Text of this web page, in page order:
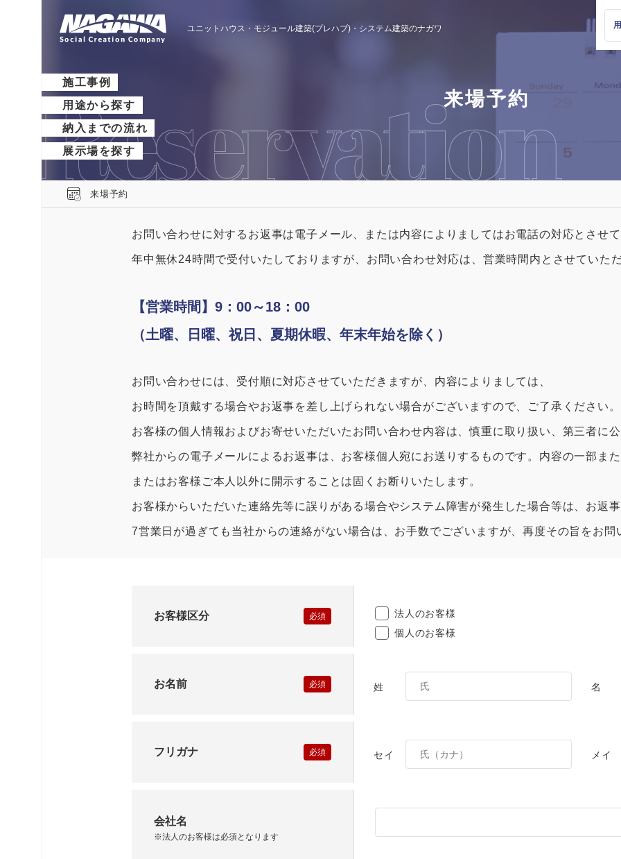
ユニットハウス・モジュール建築(プレハブ)・ システム建築のナガワ
施工事例
用途から探す
納入までの流れ
展示場を探す
来場予約
来場予約
お問い合わせに対するお返事は電子メール、または内容によりましてはお電話の対応とさせて
年中無休24時間で受付いたしておりますが、お問い合わせ対応は、営業時間内とさせていただ
【営業時間】9：00～18：00
（土曜、日曜、祝日、夏期休暇、年末年始を除く）
お問い合わせには、受付順に対応させていただきますが、内容によりましては、
お時間を頂戴する場合やお返事を差し上げられない場合がございますので、ご了承ください。
お客様の個人情報およびお寄せいただいたお問い合わせ内容は、慎重に取り扱い、第三者に
弊社からの電子メールによるお返事は、お客様個人宛にお送りするものです。内容の一部ま
またはお客様ご本人以外に開示することは固くお断りいたします。
お客様からいただいた連絡先等に誤りがある場合やシステム障害が発生した場合等は、お返
7営業日が過ぎても当社からの連絡がない場合は、お手数でございますが、再度その旨をお問
お客様区分
法人のお客様
個人のお客様
お名前 姓 名
フリガナ セイ メイ
会社名
※法人のお客様は必須となります